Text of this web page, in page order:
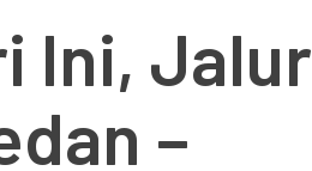
Ini, Jalur
–